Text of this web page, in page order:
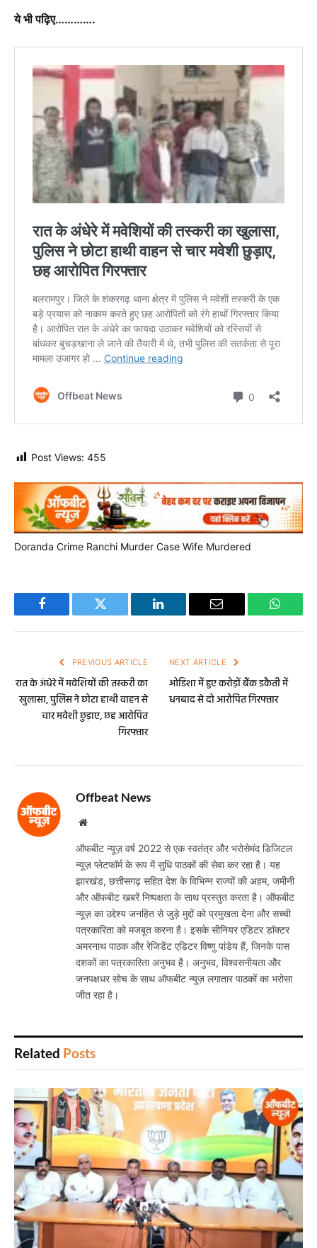
ये भी पढ़िए………….
Post Views: 455
Doranda Crime Ranchi Murder Case Wife Murdered
Facebook Twitter LinkedIn Email
PREVIOUS ARTICLE
रात के अंधेरे में मवेशियों की तस्करी का
खुलासा, पुलिस ने छोटा हाथी वाहन से
चार मवेशी छुड़ाए, छह आरोपित
गिरफ्तार
NEXT ARTICLE
ओडिशा में हुए करोड़ों बैंक डकैती में
धनबाद से दो आरोपित गिरफ्तार
Offbeat News
Website
ऑफबीट न्यूज़ वर्ष 2022 से एक स्वतंत्र और भरोसेमंद डिजिटल
न्यूज़ प्लेटफॉर्म के रूप में सुधि पाठकों की सेवा कर रहा है। यह
झारखंड, छत्तीसगढ़ सहित देश के विभिन्न राज्यों की अहम, जमीनी
और ऑफबीट खबरें निष्पक्षता के साथ प्रस्तुत करता है। ऑफबीट
न्यूज़ का उद्देश्य जनहित से जुड़े मुद्दों को प्रमुखता देना और सच्ची
पत्रकारिता को मजबूत करना है। इसके सीनियर एडिटर डॉक्टर
अमरनाथ पाठक और रेजिडेंट एडिटर विष्णु पांडेय हैं, जिनके पास
दशकों का पत्रकारिता अनुभव है। अनुभव, विश्वसनीयता और
जनपक्षधर सोच के साथ ऑफबीट न्यूज़ लगातार पाठकों का भरोसा
जीत रहा है।
Related Posts